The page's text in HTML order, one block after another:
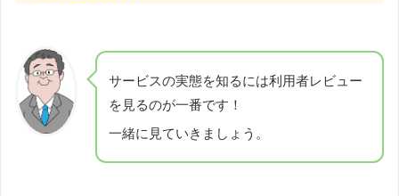
サービスの実態を知るには利用者レビュー
を見るのが一番です！
一緒に見ていきましょう。